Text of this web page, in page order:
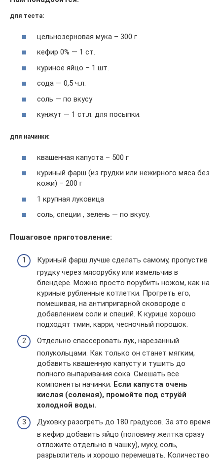
для теста:
цельнозерновая мука – 300 г
кефир 0% — 1 ст.
куриное яйцо – 1 шт.
сода — 0,5 ч.л.
соль — по вкусу
кунжут — 1 ст.л. для посыпки.
для начинки:
квашенная капуста – 500 г
куриный фарш (из грудки или нежирного мяса без
кожи) – 200 г
1 крупная луковица
соль, специи , зелень — по вкусу.
Пошаговое приготовление:
Куриный фарш лучше сделать самому, пропустив
грудку через мясорубку или измельчив в
блендере. Можно просто порубить ножом, как на
куриные рубленные котлетки. Прогреть его,
помешивая, на антипригарной сковороде с
добавлением соли и специй. К курице хорошо
подходят тмин, карри, чесночный порошок.
Отдельно спассеровать лук, нарезанный
полукольцами. Как только он станет мягким,
добавить квашенную капусту и тушить до
полного выпаривания сока. Смешать все
компоненты начинки. Если капуста очень
кислая (соленая), промойте под струёй
холодной воды.
Духовку разогреть до 180 градусов. За это время
в кефир добавить яйцо (половину желтка сразу
отложите отдельно в чашку), муку, соль,
разрыхлитель и хорошо перемешать. Количество